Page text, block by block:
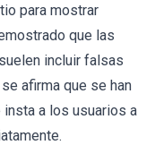
para mostrar
que las
incluir falsas
afirma que se han
a los usuarios a